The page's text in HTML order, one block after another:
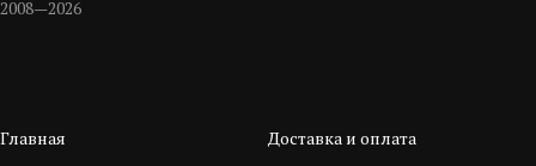
2008—2026
Главная
Доставка и оплата